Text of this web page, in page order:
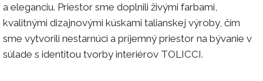
a eleganciu. Priestor sme doplnili živými farbami,
kvalitnými dizajnovými kúskami talianskej výroby, čím
sme vytvorili nestarnúci a príjemný priestor na bývanie v
súlade s identitou tvorby interiérov TOLICCI.